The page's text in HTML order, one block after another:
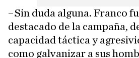
–Sin duda alguna. Franco
destacado de la campaña,
capacidad táctica y
como galvanizar a sus